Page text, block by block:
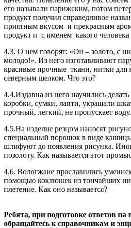
его называли парижским, потом
продукт получил справедливое
приятным вкусом и прекрасным
продукт и с именем какого
4.3. О нем говорят: «Он – золото, с
молодо!». Из него изготавливают
красивые прочные ткани, нитки для
северным шелком. Что это?
4.4.Издавна из него научились
коробки, сумки, лапти, украшали
прочный, легкий, не пропускает
4.5.На изделие резцом наносят
специальный порошок в виде
шлифуют до появления рисунка.
позолоту. Как называется этот
4.6. Вологжане прославились
помощью коклюшек из тончайших
плетение. Как оно называется?
Ребята, при подготовке ответов
обращайтесь к справочникам и